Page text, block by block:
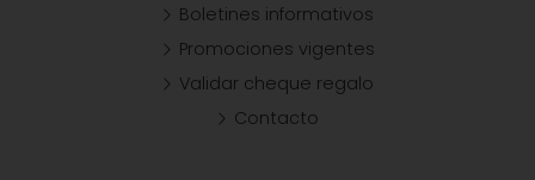
Boletines informativos
Promociones vigentes
Validar cheque regalo
Contacto